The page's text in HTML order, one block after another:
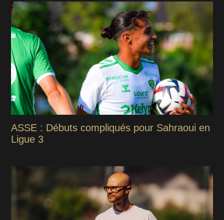
ASSE : Débuts compliqués pour Sahraoui en
Ligue 3